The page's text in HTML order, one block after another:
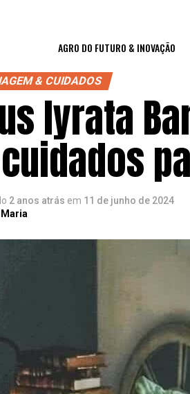
AGRO DO FUTURO & INOVAÇÃO
& CUIDADOS
lyrata
2 anos atrás em 11 de junho de 2024
Maria